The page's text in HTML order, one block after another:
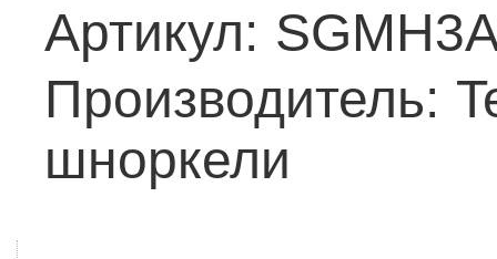
Артикул:
Производитель:
шноркели